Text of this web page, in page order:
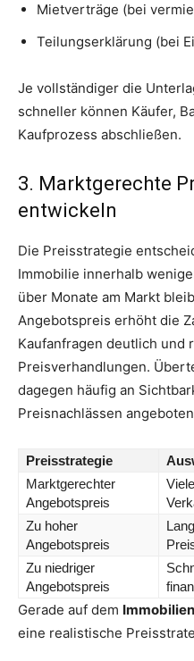
Mietverträge (bei
Teilungserklärung (bei
Je vollständiger die
schneller können Käufer,
Kaufprozess abschließen.
3. Marktgerechte
entwickeln
Die Preisstrategie
Immobilie innerhalb
über Monate am Markt
Angebotspreis erhöht die
Kaufanfragen deutlich und
Preisverhandlungen.
dagegen häufig an
Preisnachlässen
Preisstrategie
Marktgerechter
Angebotspreis
Zu hoher
Angebotspreis
Zu niedriger
Angebotspreis
Gerade auf dem
eine realistische